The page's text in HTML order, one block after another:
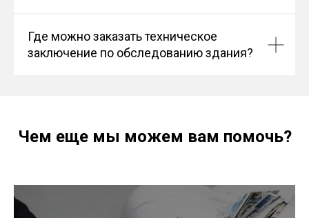
Где можно заказать техническое
заключение по обследованию здания?
Чем еще мы можем вам помочь?